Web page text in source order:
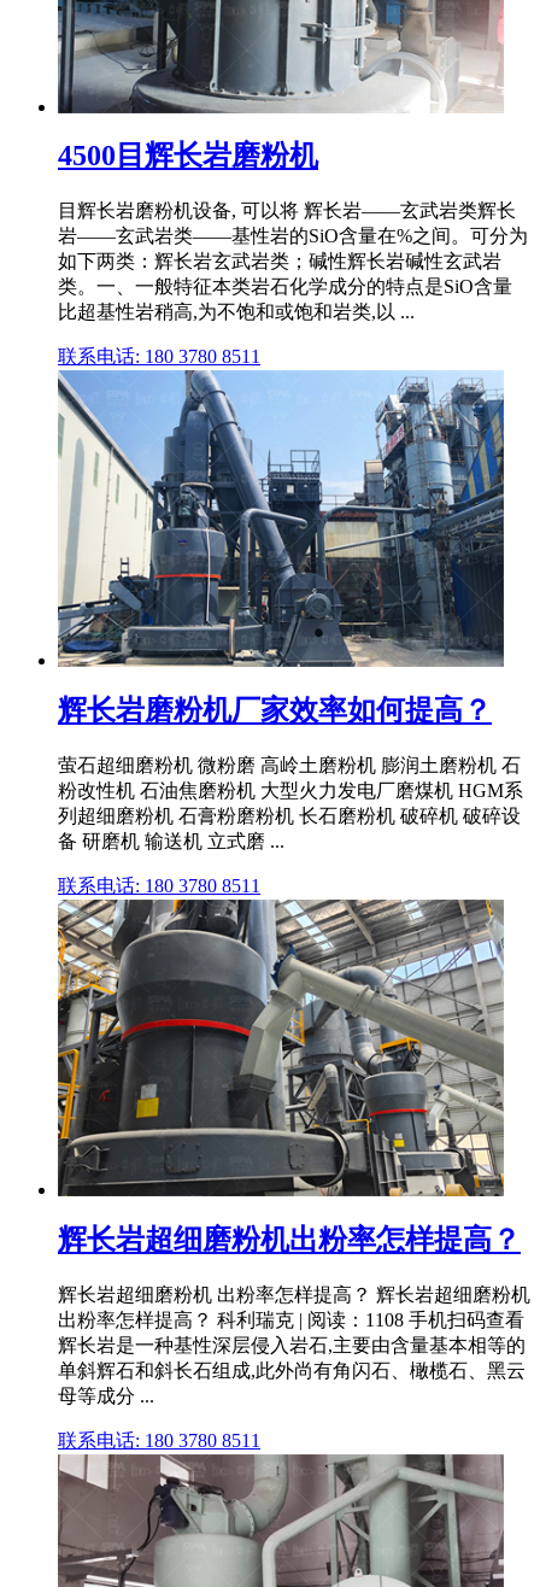
4500目辉长岩磨粉机
目辉长岩磨粉机设备, 可以将 辉长岩——玄武岩类辉长
岩——玄武岩类——基性岩的SiO含量在%之间。可分为
如下两类：辉长岩玄武岩类；碱性辉长岩碱性玄武岩
类。一、一般特征本类岩石化学成分的特点是SiO含量
比超基性岩稍高,为不饱和或饱和岩类,以 ...
联系电话: 180 3780 8511
辉长岩磨粉机厂家效率如何提高？
萤石超细磨粉机 微粉磨 高岭土磨粉机 膨润土磨粉机 石
粉改性机 石油焦磨粉机 大型火力发电厂磨煤机 HGM系
列超细磨粉机 石膏粉磨粉机 长石磨粉机 破碎机 破碎设
备 研磨机 输送机 立式磨 ...
联系电话: 180 3780 8511
辉长岩超细磨粉机出粉率怎样提高？
辉长岩超细磨粉机 出粉率怎样提高？ 辉长岩超细磨粉机
出粉率怎样提高？ 科利瑞克 | 阅读：1108 手机扫码查看
辉长岩是一种基性深层侵入岩石,主要由含量基本相等的
单斜辉石和斜长石组成,此外尚有角闪石、橄榄石、黑云
母等成分 ...
联系电话: 180 3780 8511